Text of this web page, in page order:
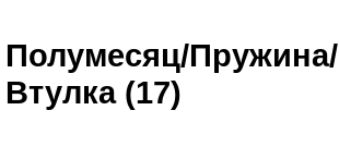
Полумесяц/Пружина/
Втулка (17)